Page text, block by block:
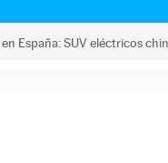
España: SUV eléctricos